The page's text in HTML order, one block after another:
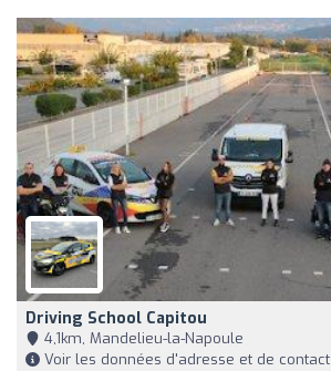
Driving School Capitou
4,1km, Mandelieu-la-Napoule
Voir les données d'adresse et de contact